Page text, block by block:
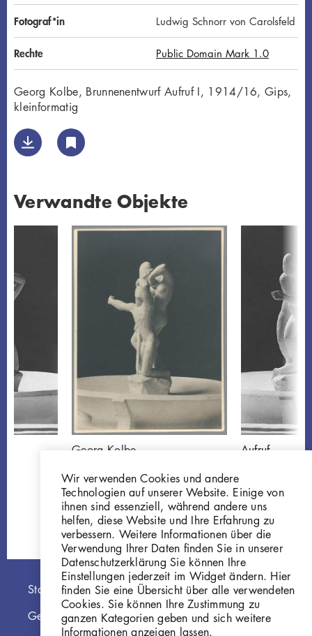
Fotograf*in Ludwig Schnorr von Carolsfeld
Rechte Public Domain Mark 1.0
Georg Kolbe, Brunnenentwurf Aufruf I, 1914/16, Gips,
kleinformatig
Verwandte Objekte
Georg Kolbe
1914/16, Gips
GKFo-0134_001
Aufruf
Hauptnavigation
Startseite
Georg Kolbe Museum
Wir verwenden Cookies und andere
Technologien auf unserer Website. Einige von
ihnen sind essenziell, während andere uns
helfen, diese Website und Ihre Erfahrung zu
verbessern. Weitere Informationen über die
Verwendung Ihrer Daten finden Sie in unserer
Datenschutzerklärung Sie können Ihre
Einstellungen jederzeit im Widget ändern. Hier
finden Sie eine Übersicht über alle verwendeten
Cookies. Sie können Ihre Zustimmung zu
ganzen Kategorien geben und sich weitere
Informationen anzeigen lassen.